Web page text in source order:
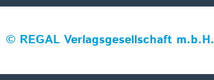
© REGAL Verlagsgesellschaft m.b.H.